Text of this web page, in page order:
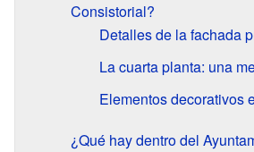
Consistorial?
Detalles de la fachada
La cuarta planta: una
Elementos decorativos
¿Qué hay dentro del